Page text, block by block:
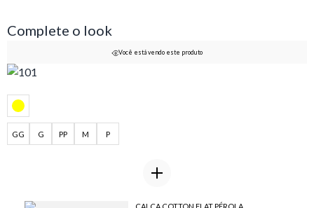
Complete o look
Você está vendo este produto
GG G PP M P